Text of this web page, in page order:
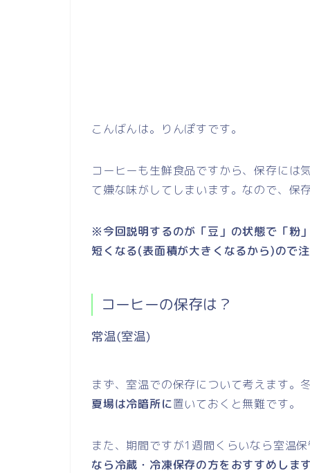
こんばんは。りんぽすです。
コーヒーも生鮮食品ですから、保存には
て嫌な味がしてしまいます。なので、保
※今回説明するのが「豆」の状態で「粉
短くなる(表面積が大きくなるから)ので
コーヒーの保存は？
常温(室温)
まず、室温での保存について考えます。
夏場は冷暗所に置いておくと無難です。
また、期間ですが1週間くらいなら室温
なら冷蔵・冷凍保存の方をおすすめしま